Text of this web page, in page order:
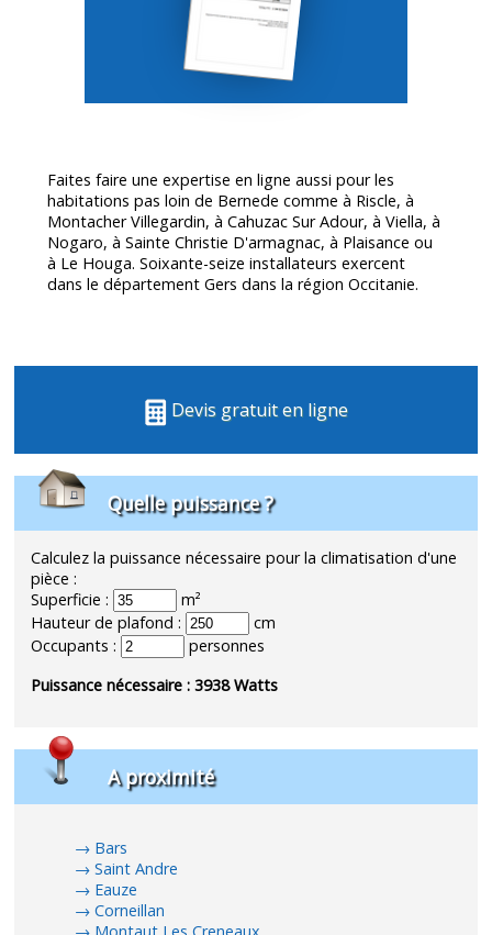
Faites faire une expertise en ligne aussi pour les
habitations pas loin de Bernede comme à Riscle, à
Montacher Villegardin, à Cahuzac Sur Adour, à Viella, à
Nogaro, à Sainte Christie D'armagnac, à Plaisance ou
à Le Houga. Soixante-seize installateurs exercent
dans le départementGers dans la région Occitanie.
Devis gratuit en ligne
Quelle puissance ?
Calculez la puissance nécessaire pour la climatisation d'une
pièce :
Superficie :
m²
Hauteur de plafond :
cm
Occupants :
personnes
Puissance nécessaire :3938Watts
A proximité
Bars
Saint Andre
Eauze
Corneillan
Montaut Les Creneaux